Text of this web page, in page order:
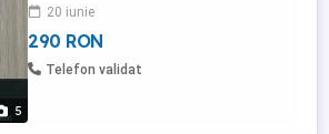
5
20 iunie
290 RON
Telefon validat